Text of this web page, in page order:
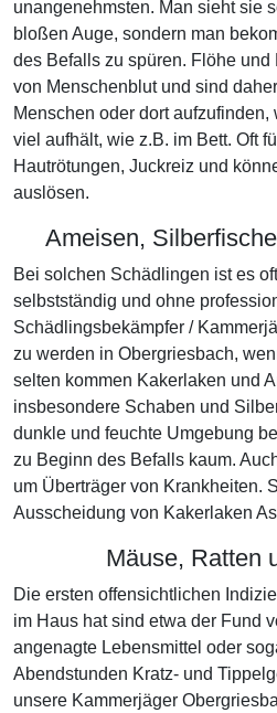
unangenehmsten. Man sieht sie
bloßen Auge, sondern man
des Befalls zu spüren. Flöhe
von Menschenblut und sind
Menschen oder dort aufzufinden,
viel aufhält, wie z.B. im Bett. Oft
Hautrötungen, Juckreiz und
auslösen.
Ameisen,
Bei solchen Schädlingen ist es
selbstständig und ohne
Schädlingsbekämpfer /
zu werden in Obergriesbach,
selten kommen Kakerlaken und
insbesondere Schaben und
dunkle und feuchte Umgebung
zu Beginn des Befalls kaum.
um Überträger von Krankheiten.
Ausscheidung von Kakerlaken
Mäuse, Ratten
Die ersten offensichtlichen
im Haus hat sind etwa der Fund
angenagte Lebensmittel oder
Abendstunden Kratz- und
unsere Kammerjäger